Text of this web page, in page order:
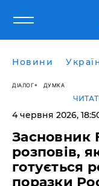
Новини
ДІАЛОГ ДУМКА
4 червня 2026,
​Засновник
розповів,
готується
поразки